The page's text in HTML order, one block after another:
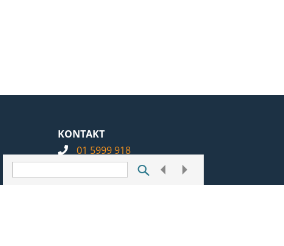
KONTAKT
01 5999 918
info@notarius.hr